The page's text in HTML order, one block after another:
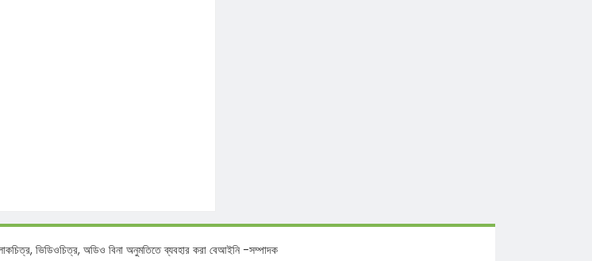
আলোকচিত্র, ভিডিওচিত্র, অডিও বিনা অনুমতিতে ব্যবহার করা বেআইনি -সম্পাদক